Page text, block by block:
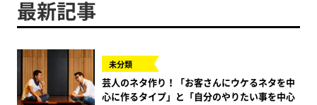
最新記事
未分類
芸人のネタ作り！「お客さんにウケるネタを中
心に作るタイプ」と「自分のやりたい事を中心